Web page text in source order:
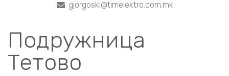
gjorgoski@timelektro.com.mk
Подружница
Тетово